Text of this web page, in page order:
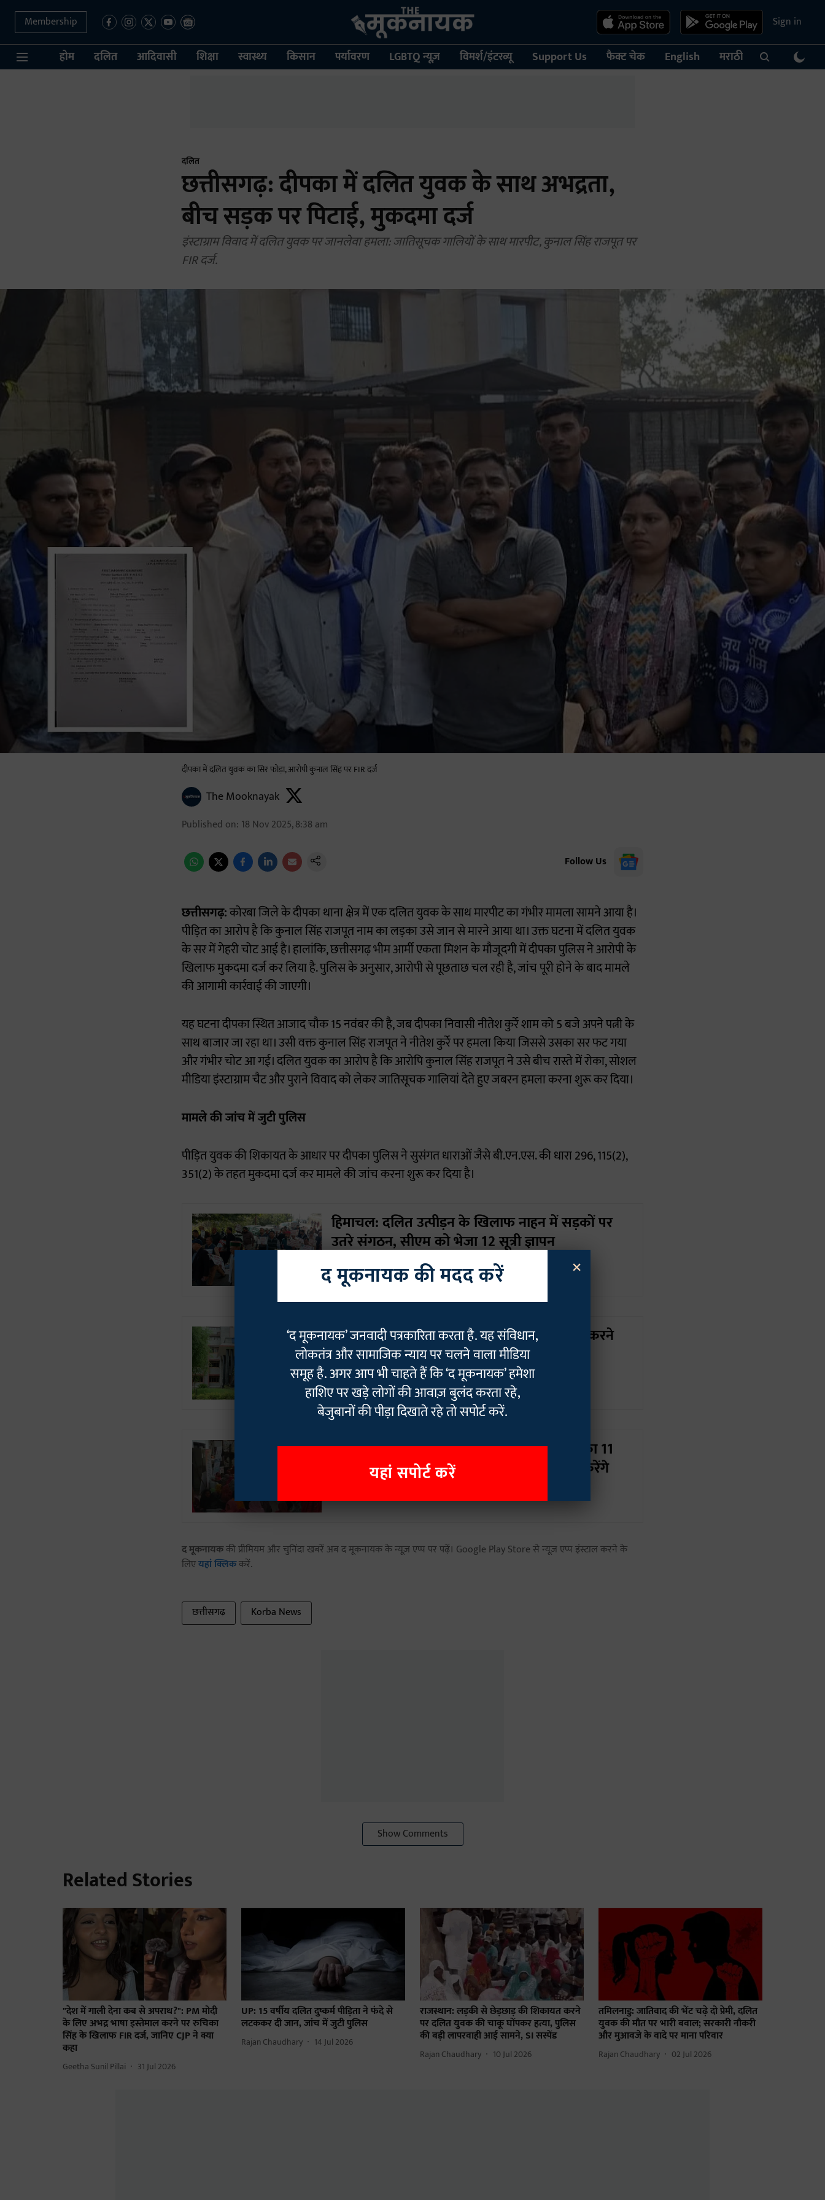
Membership Sign in
होम दलित आदिवासी शिक्षा स्वास्थ्य किसान पर्यावरण LGBTQ न्यूज़ विमर्श/इंटरव्यू Support Us फैक्ट चेक English मराठी
दलित
छत्तीसगढ़: दीपका में दलित युवक के साथ अभद्रता,
बीच सड़क पर पिटाई, मुकदमा दर्ज
इंस्टाग्राम विवाद में दलित युवक पर जानलेवा हमला: जातिसूचक गालियों के साथ मारपीट, कुनाल सिंह राजपूत पर
FIR दर्ज.
दीपका में दलित युवक का सिर फोड़ा, आरोपी कुनाल सिंह पर FIR दर्ज
The Mooknayak
Published on: 18 Nov 2025, 8:38 am
Follow Us
छत्तीसगढ़:कोरबा जिले के दीपका थाना क्षेत्र में एक दलित युवक के साथ मारपीट का गंभीर मामला सामने आया है।
पीड़ित का आरोप है कि कुनाल सिंह राजपूत नाम का लड़का उसे जान से मारने आया था। उक्त घटना में दलित युवक
के सर में गेहरी चोट आई है। हालांकि, छत्तीसगढ़ भीम आर्मी एकता मिशन के मौजूदगी में दीपका पुलिस ने आरोपी के
खिलाफ मुकदमा दर्ज कर लिया है. पुलिस के अनुसार, आरोपी से पूछताछ चल रही है, जांच पूरी होने के बाद मामले
की आगामी कार्रवाई की जाएगी।
यह घटना दीपका स्थित आजाद चौक 15 नवंबर की है, जब दीपका निवासी नीतेश कुर्रे शाम को 5 बजे अपने पत्नी के
साथ बाजार जा रहा था। उसी वक्त कुनाल सिंह राजपूत ने नीतेश कुर्रे पर हमला किया जिससे उसका सर फट गया
और गंभीर चोट आ गई। दलित युवक का आरोप है कि आरोपि कुनाल सिंह राजपूत ने उसे बीच रास्ते में रोका, सोशल
मीडिया इंस्टाग्राम चैट और पुराने विवाद को लेकर जातिसूचक गालियां देते हुए जबरन हमला करना शुरू कर दिया।
मामले की जांच में जुटी पुलिस
पीड़ित युवक की शिकायत के आधार पर दीपका पुलिस ने सुसंगत धाराओं जैसे बी.एन.एस. की धारा 296, 115(2),
351(2) के तहत मुकदमा दर्ज कर मामले की जांच करना शुरू कर दिया है।
हिमाचल: दलित उत्पीड़न के खिलाफ नाहन में सड़कों पर
उतरे संगठन, सीएम को भेजा 12 सूत्री ज्ञापन
कर्नाटक: 'भगवद गीता' से अपराध रोकने का दावा करने
वाले सेमिनार पर क्यों भड़के दलित संगठन, दे डाली
आंदोलन की चेतावनी
MP: छतरपुर नगर पालिका में सफाई कर्मचारियों का 11
माह का एरियर अटका, दो दिन में भुगतान नहीं तो करेंगे
द मूकनायककी प्रीमियम और चुनिंदा खबरें अब द मूकनायक के न्यूज़ एप्प पर पढ़ें। Google Play Store से न्यूज़ एप्प इंस्टाल करने के
लिएयहां क्लिककरें.
छत्तीसगढ़ Korba News
Show Comments
Related Stories
"देश में गाली देना कब से अपराध?": PM मोदी
के लिए अभद्र भाषा इस्तेमाल करने पर रुचिका
सिंह के खिलाफ FIR दर्ज, जानिए CJP ने क्या
कहा
Geetha Sunil Pillai 31 Jul 2026
UP: 15 वर्षीय दलित दुष्कर्म पीड़िता ने फंदे से
लटककर दी जान, जांच में जुटी पुलिस
Rajan Chaudhary 14 Jul 2026
राजस्थान: लड़की से छेड़छाड़ की शिकायत करने
पर दलित युवक की चाकू घोंपकर हत्या, पुलिस
की बड़ी लापरवाही आई सामने, SI सस्पेंड
Rajan Chaudhary 10 Jul 2026
तमिलनाडु: जातिवाद की भेंट चढ़े दो प्रेमी, दलित
युवक की मौत पर भारी बवाल; सरकारी नौकरी
और मुआवजे के वादे पर माना परिवार
Rajan Chaudhary 02 Jul 2026
×
द मूकनायक की मदद करें
‘द मूकनायक’ जनवादी पत्रकारिता करता है. यह संविधान,
लोकतंत्र और सामाजिक न्याय पर चलने वाला मीडिया
समूह है. अगर आप भी चाहते हैं कि ‘द मूकनायक’ हमेशा
हाशिए पर खड़े लोगों की आवाज़ बुलंद करता रहे,
बेजुबानों की पीड़ा दिखाते रहे तो सपोर्ट करें.
यहां सपोर्ट करें